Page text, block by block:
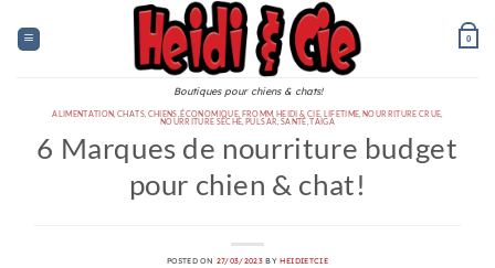
Boutiques pour chiens & chats!
0
ALIMENTATION ,CHATS, CHIENS ÉCONOMIQUE, FROMM HEIDI & CIE, LIFETIME NOURRITURE CRUE
NOURRITURE SÈCHE PULSAR SANTÉ ,TAIGA
6 Marques de nourriture budget
pour chien & chat!
POSTED ON 27/03/2023 BYHEIDIETCIE